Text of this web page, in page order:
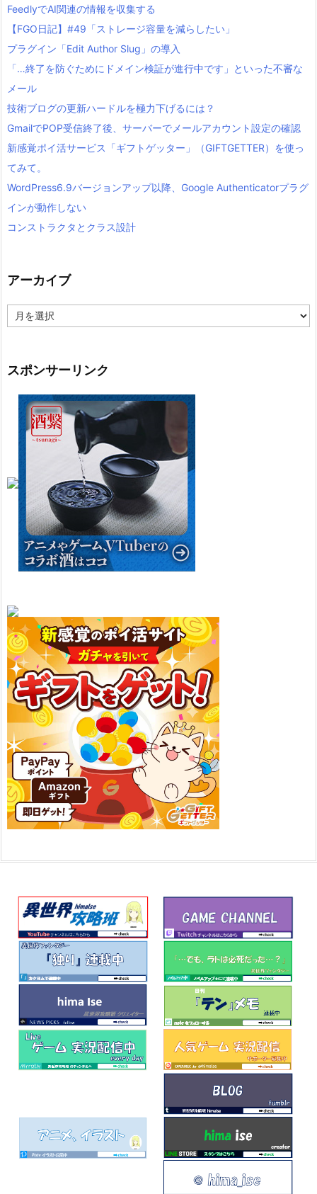
FeedlyでAI関連の情報を収集する
【FGO日記】#49「ストレージ容量を減らしたい」
プラグイン「Edit Author Slug」の導入
「…終了を防ぐためにドメイン検証が進行中です」といった不審な
メール
技術ブログの更新ハードルを極力下げるには？
GmailでPOP受信終了後、サーバーでメールアカウント設定の確認
新感覚ポイ活サービス「ギフトゲッター」（GIFTGETTER）を使っ
てみて。
WordPress6.9バージョンアップ以降、Google Authenticatorプラグ
インが動作しない
コンストラクタとクラス設計
アーカイブ
ー
ブ
スポンサーリンク